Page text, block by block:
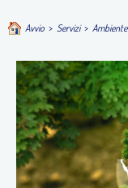
Avvio > Servizi > Ambiente